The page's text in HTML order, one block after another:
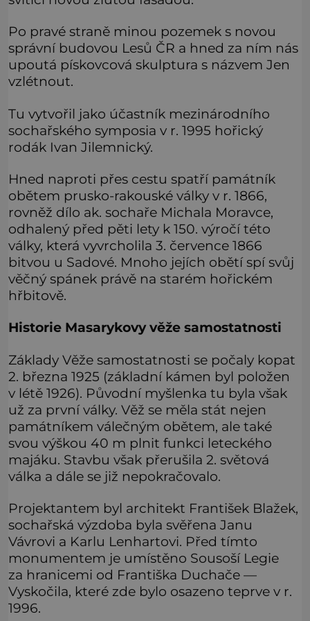
Po pravé straně minou pozemek s novou
správní budovou Lesů ČR a hned za ním nás
upoutá pískovcová skulptura s názvem Jen
vzlétnout.
Tu vytvořil jako účastník mezinárodního
sochařského symposia v r. 1995 hořický
rodák Ivan Jilemnický.
Hned naproti přes cestu spatří památník
obětem prusko-rakouské války v r. 1866,
rovněž dílo ak. sochaře Michala Moravce,
odhalený před pěti lety k 150. výročí této
války, která vyvrcholila 3. července 1866
bitvou u Sadové. Mnoho jejích obětí spí svůj
věčný spánek právě na starém hořickém
hřbitově.
Historie Masarykovy věže samostatnosti
Základy Věže samostatnosti se počaly kopat
2. března 1925 (základní kámen byl položen
v létě 1926). Původní myšlenka tu byla však
už za první války. Věž se měla stát nejen
památníkem válečným obětem, ale také
svou výškou 40 m plnit funkci leteckého
majáku. Stavbu však přerušila 2. světová
válka a dále se již nepokračovalo.
Projektantem byl architekt František Blažek,
sochařská výzdoba byla svěřena Janu
Vávrovi a Karlu Lenhartovi. Před tímto
monumentem je umístěno Sousoší Legie
za hranicemi od Františka Duchače —
Vyskočila, které zde bylo osazeno teprve v r.
1996.